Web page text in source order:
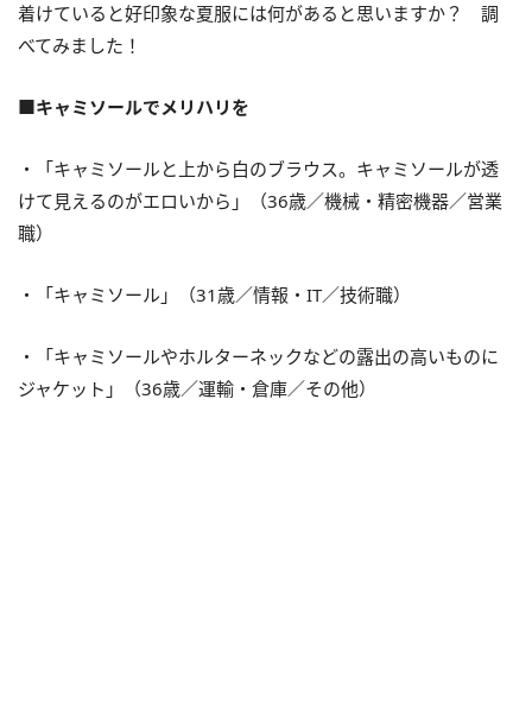
着けていると好印象な夏服には何があると思いますか？ 調
べてみました！
■キャミソールでメリハリを
・「キャミソールと上から白のブラウス。キャミソールが透
けて見えるのがエロいから」（36歳／機械・精密機器／営業
職）
・「キャミソール」（31歳／情報・IT／技術職）
・「キャミソールやホルターネックなどの露出の高いものに
ジャケット」（36歳／運輸・倉庫／その他）